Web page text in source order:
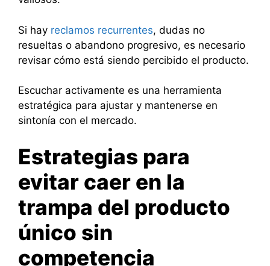
Si hay reclamos recurrentes, dudas no
resueltas o abandono progresivo, es necesario
revisar cómo está siendo percibido el producto.
Escuchar activamente es una herramienta
estratégica para ajustar y mantenerse en
sintonía con el mercado.
Estrategias para
evitar caer en la
trampa del producto
único sin
competencia